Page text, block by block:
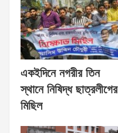
একইদিনে নগরীর তিন
স্থানে নিষিদ্ধ ছাত্রলীগের
মিছিল